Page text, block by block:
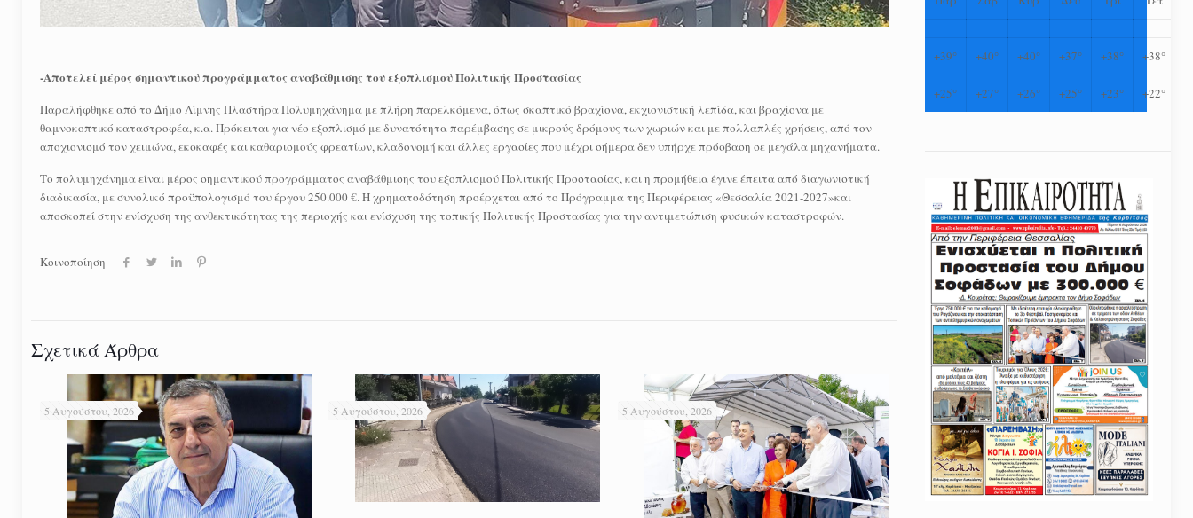
-Αποτελεί μέρος σημαντικού προγράμματος αναβάθμισης του εξοπλισμού Πολιτικής Προστασίας
Παραλήφθηκε από το Δήμο Λίμνης Πλαστήρα Πολυμηχάνημα με πλήρη παρελκόμενα, όπως σκαπτικό βραχίονα, εκχιονιστική λεπίδα, και βραχίονα με
θαμνοκοπτικό καταστροφέα, κ.α. Πρόκειται για νέο εξοπλισμό με δυνατότητα παρέμβασης σε μικρούς δρόμους των χωριών και με πολλαπλές χρήσεις, από τον
αποχιονισμό τον χειμώνα, εκσκαφές και καθαρισμούς φρεατίων, κλαδονομή και άλλες εργασίες που μέχρι σήμερα δεν υπήρχε πρόσβαση σε μεγάλα μηχανήματα.
Το πολυμηχάνημα είναι μέρος σημαντικού προγράμματος αναβάθμισης του εξοπλισμού Πολιτικής Προστασίας, και η προμήθεια έγινε έπειτα από διαγωνιστική
διαδικασία, με συνολικό προϋπολογισμό του έργου 250.000 €. Η χρηματοδότηση προέρχεται από το Πρόγραμμα της Περιφέρειας «Θεσσαλία 2021-2027»και
αποσκοπεί στην ενίσχυση της ανθεκτικότητας της περιοχής και ενίσχυση της τοπικής Πολιτικής Προστασίας για την αντιμετώπιση φυσικών καταστροφών.
Κοινοποίηση
Σχετικά Άρθρα
5 Αυγούστου, 2026 5 Αυγούστου, 2026 5 Αυγούστου, 2026
+39° +40° +40° +37° +38° +38°
+25° +27° +26° +25° +23° +22°